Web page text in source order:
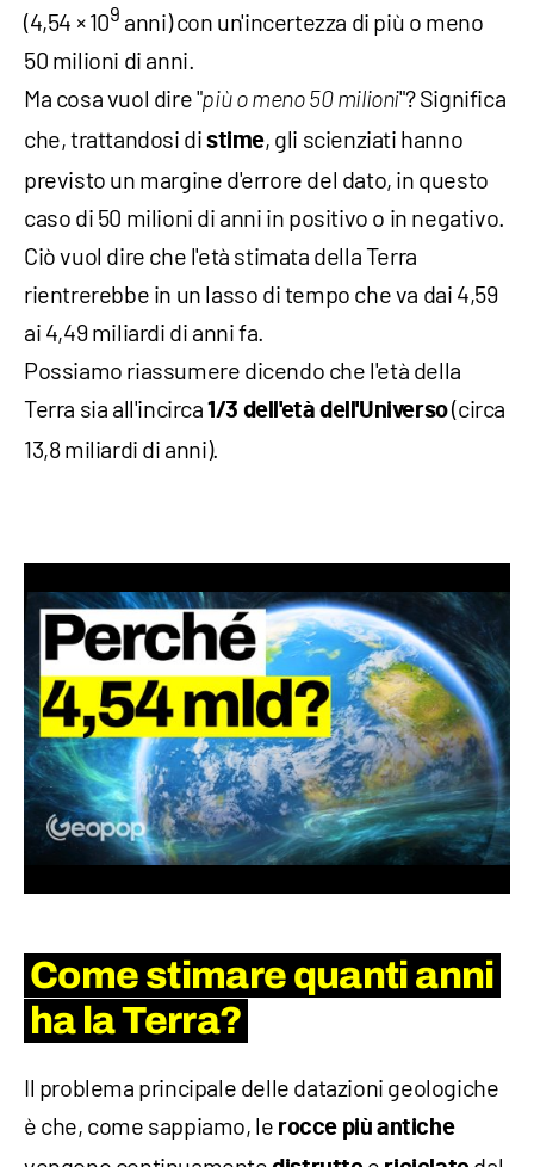
(4,54 × 109 anni) con un'incertezza di più o meno
50 milioni di anni.
Ma cosa vuol dire "più o meno 50 milioni"? Significa
che, trattandosi distime, gli scienziati hanno
previsto un margine d'errore del dato, in questo
caso di 50 milioni di anni in positivo o in negativo.
Ciò vuol dire che l'età stimata della Terra
rientrerebbe in un lasso di tempo che va dai 4,59
ai 4,49 miliardi di anni fa.
Possiamo riassumere dicendo che l'età della
Terra sia all'incirca1/3 dell'età dell'Universo(circa
13,8 miliardi di anni).
Come stimare quanti anni
ha la Terra?
Il problema principale delle datazioni geologiche
è che, come sappiamo, le rocce più antiche